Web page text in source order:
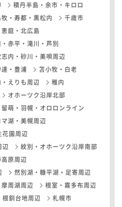
積丹半島・余市・キロロ
牧・寿都・黒松内 千歳市
恵庭・北広島
・赤平・滝川・芦別
志内・砂川・美唄周辺
・豊浦 苫小牧・白老
・えりも周辺 稚内
オホーツク沿岸北部
留萌・羽幌・オロロンライン
湖・美幌周辺
花園周辺
辺 紋別・オホーツク沿岸南部
原周辺
然別湖・糠平湖・足寄周辺
周湖周辺 根室・霧多布周辺
根釧台地周辺 札幌市